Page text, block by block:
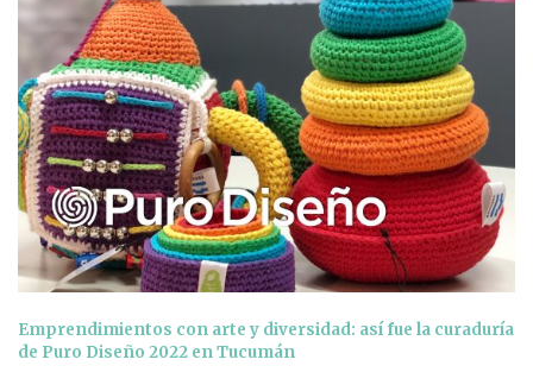
Emprendimientos con arte y diversidad: así fue la curaduría
de Puro Diseño 2022 en Tucumán